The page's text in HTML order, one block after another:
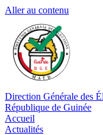
Aller au contenu
Direction Générale des
République de Guinée
Accueil
Actualités